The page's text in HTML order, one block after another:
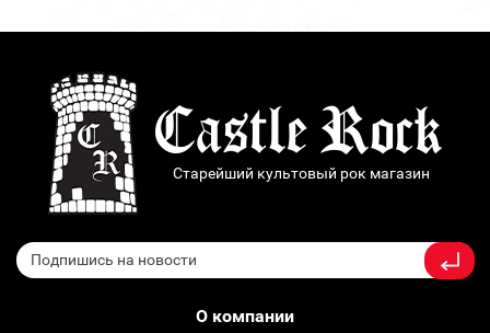
Старейший культовый рок магазин
О компании